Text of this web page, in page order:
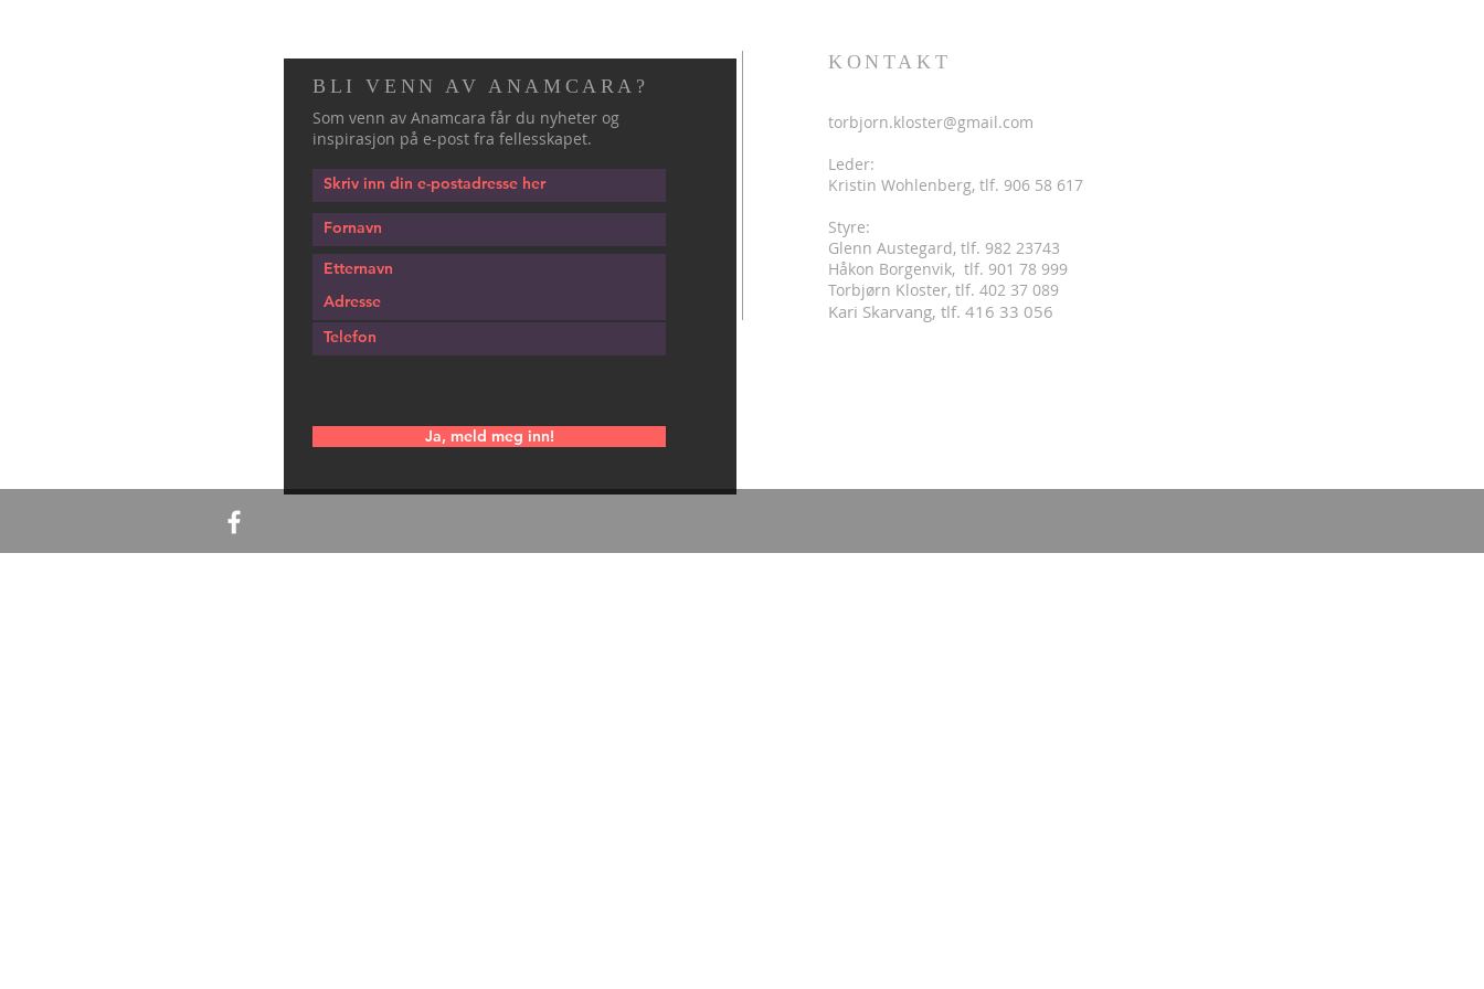
BLI VENN AV ANAMCARA?
Som venn av Anamcara får du nyheter og
inspirasjon på e-post fra fellesskapet.
Ja, meld meg inn!
KONTAKT
torbjorn.kloster@gmail.com
Leder:
Kristin Wohlenberg, tlf. 906 58 617
Styre:
Glenn Austegard, tlf. 982 23743
Håkon Borgenvik, tlf. 901 78 999
Torbjørn Kloster, tlf. 402 37 089
Kari Skarvang, tlf. 416 33 056